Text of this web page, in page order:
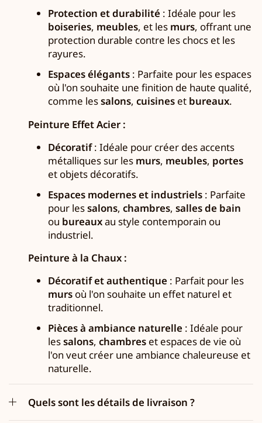
Protection et durabilité : Idéale pour les
boiseries, meubles, et les murs, offrant une
protection durable contre les chocs et les
rayures.
Espaces élégants: Parfaite pour les espaces
où l'on souhaite une finition de haute qualité,
comme lessalons, cuisineset bureaux.
Peinture Effet Acier :
Décoratif: Idéale pour créer des accents
métalliques sur les murs, meubles, portes
et objets décoratifs.
Espaces modernes et industriels: Parfaite
pour lessalons, chambres, salles de bain
ou bureauxau style contemporain ou
industriel.
Peinture à la Chaux :
Décoratif et authentique : Parfait pour les
mursoù l'on souhaite un effet naturel et
traditionnel.
Pièces à ambiance naturelle : Idéale pour
lessalons, chambreset espaces de vie où
l'on veut créer une ambiance chaleureuse et
naturelle.
Quels sont les détails de livraison ?